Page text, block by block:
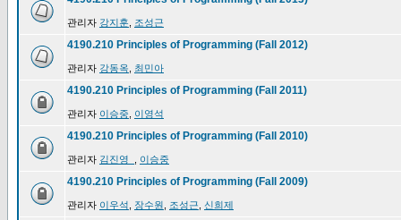
관리자 강지훈 조성근
4190.210 Principles of Programming (Fall 2012)
관리자 강동옥 최민아
4190.210 Principles of Programming (Fall 2011)
관리자 이승중 이영석
4190.210 Principles of Programming (Fall 2010)
관리자 김진영_ 이승중
4190.210 Principles of Programming (Fall 2009)
관리자 이우석 장수원 조성근 신희제